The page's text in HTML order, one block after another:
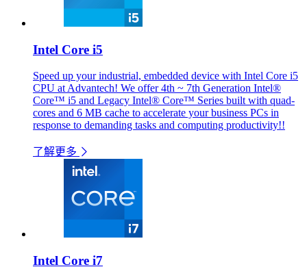
Intel Core i5
Speed up your industrial, embedded device with Intel Core i5
CPU at Advantech! We offer 4th ~ 7th Generation Intel®
Core™ i5 and Legacy Intel® Core™ Series built with quad-
cores and 6 MB cache to accelerate your business PCs in
response to demanding tasks and computing productivity!!
了解更多
Intel Core i7